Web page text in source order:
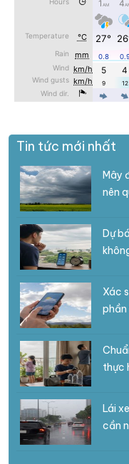
Tin tức mới nhất
Mây
nên
Dự
Xác
thực
Lái
cần